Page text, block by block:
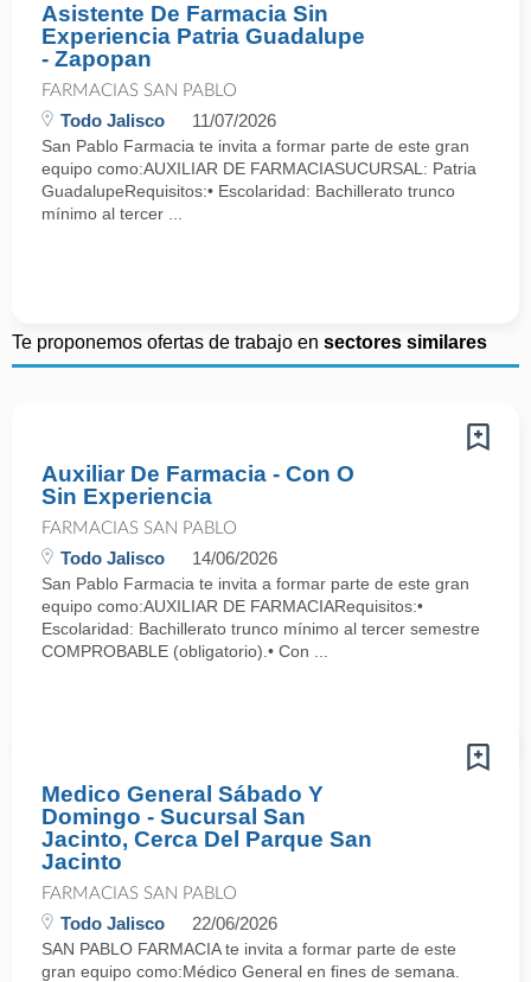
Asistente De Farmacia Sin
Experiencia Patria Guadalupe
- Zapopan
FARMACIAS SAN PABLO
Todo Jalisco 11/07/2026
San Pablo Farmacia te invita a formar parte de este gran
equipo como:AUXILIAR DE FARMACIASUCURSAL: Patria
GuadalupeRequisitos:• Escolaridad: Bachillerato trunco
mínimo al tercer ...
Te proponemos ofertas de trabajo en sectores similares
Auxiliar De Farmacia - Con O
Sin Experiencia
FARMACIAS SAN PABLO
Todo Jalisco 14/06/2026
San Pablo Farmacia te invita a formar parte de este gran
equipo como:AUXILIAR DE FARMACIARequisitos:•
Escolaridad: Bachillerato trunco mínimo al tercer semestre
COMPROBABLE (obligatorio).• Con ...
Medico General Sábado Y
Domingo - Sucursal San
Jacinto, Cerca Del Parque San
Jacinto
FARMACIAS SAN PABLO
Todo Jalisco 22/06/2026
SAN PABLO FARMACIA te invita a formar parte de este
gran equipo como:Médico General en fines de semana.